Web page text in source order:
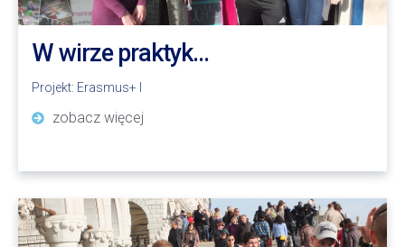
W wirze praktyk…
Projekt: Erasmus+ I
zobacz więcej